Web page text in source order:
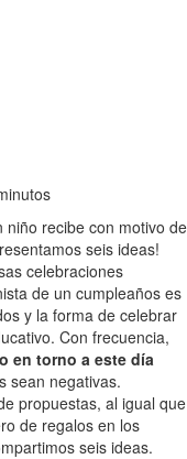
recibe con motivo de
seis ideas!
celebraciones
de un cumpleaños es
y la forma de celebrar
Con frecuencia,
en torno a este día
sean negativas.
propuestas, al igual que
de regalos en los
seis ideas.